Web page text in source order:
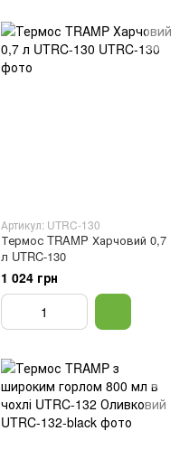
Артикул: UTRC-130
Термос TRAMP Харчовий 0,7
л UTRC-130
1 024 грн